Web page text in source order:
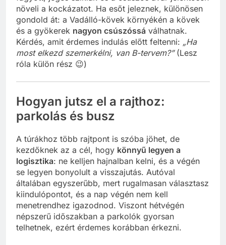
növeli a kockázatot. Ha esőt jeleznek, különösen
gondold át: a Vadálló-kövek környékén a kövek
és a gyökerek nagyon csúszóssá válhatnak.
Kérdés, amit érdemes indulás előtt feltenni: „Ha
most elkezd szemerkélni, van B-tervem?”(Lesz
róla külön rész 😉)
Hogyan jutsz el a rajthoz:
parkolás és busz
A túrákhoz több rajtpont is szóba jöhet, de
kezdőknek az a cél, hogy könnyű legyen a
logisztika: ne kelljen hajnalban kelni, és a végén
se legyen bonyolult a visszajutás. Autóval
általában egyszerűbb, mert rugalmasan választasz
kiindulópontot, és a nap végén nem kell
menetrendhez igazodnod. Viszont hétvégén
népszerű időszakban a parkolók gyorsan
telhetnek, ezért érdemes korábban érkezni.